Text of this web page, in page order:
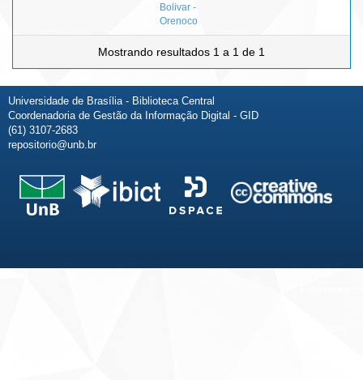
Bolivar -
Orenoco
Mostrando resultados 1 a 1 de 1
Universidade de Brasília - Biblioteca Central
Coordenadoria de Gestão da Informação Digital - GID
(61) 3107-2683
repositorio@unb.br